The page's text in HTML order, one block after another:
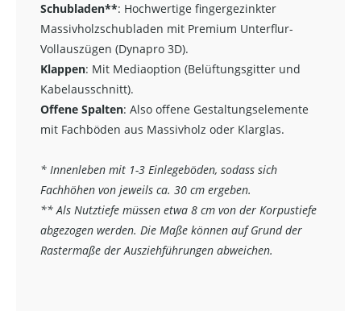
Schubladen**: Hochwertige fingergezinkter
Massivholzschubladen mit Premium Unterflur-
Vollauszügen (Dynapro 3D).
Klappen: Mit Mediaoption (Belüftungsgitter und
Kabelausschnitt).
Offene Spalten: Also offene Gestaltungselemente
mit Fachböden aus Massivholz oder Klarglas.
* Innenleben mit 1-3 Einlegeböden, sodass sich
Fachhöhen von jeweils ca. 30 cm ergeben.
** Als Nutztiefe müssen etwa 8 cm von der Korpustiefe
abgezogen werden. Die Maße können auf Grund der
Rastermaße der Ausziehführungen abweichen.